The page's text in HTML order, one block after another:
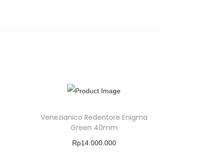
Venezianico Redentore Enigma
Green 40mm
Rp14.000.000